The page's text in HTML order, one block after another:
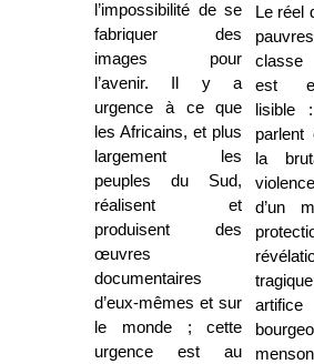
l’impossibilité de se
fabriquer des
images pour
l’avenir. Il y a
urgence à ce que
les Africains, et plus
largement les
peuples du Sud,
réalisent et
produisent des
œuvres
documentaires
d’eux-mêmes et sur
le monde ; cette
urgence est au
Le réel
classe
est
lisible
parlent
la
d’un